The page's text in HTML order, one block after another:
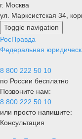
г. Москва
ул. Марксистская 34,
Toggle navigation
РосПравда
Федеральная
Все
услуги
О
компании
Отзывы
Блог
Контакты
8 800 222 50 10
по России бесплатно
Позвоните нам:
8 800 222 50 10
или просто напишите:
Консультация